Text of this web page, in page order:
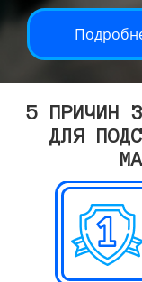
5 ПРИЧИН
ДЛЯ